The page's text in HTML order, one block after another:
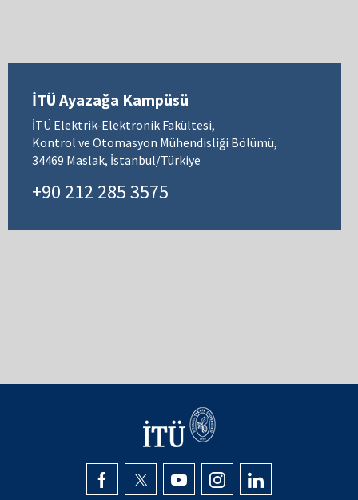
İTÜ Ayazağa Kampüsü
İTÜ Elektrik-Elektronik Fakültesi,
Kontrol ve Otomasyon Mühendisliği Bölümü,
34469 Maslak, İstanbul/Türkiye
+90 212 285 3575